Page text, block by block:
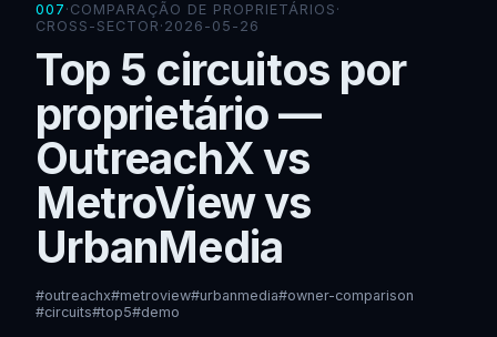
007 · COMPARAÇÃO DE PROPRIETÁRIOS ·
CROSS-SECTOR · 2026-05-26
Top 5 circuitos por
proprietário —
OutreachX vs
MetroView vs
UrbanMedia
#outreachx#metroview#urbanmedia#owner-comparison
#circuits#top5#demo